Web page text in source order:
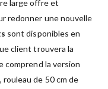
large offre et
redonner une nouvelle
sont disponibles en
client trouvera la
comprend la version
rouleau de 50 cm de